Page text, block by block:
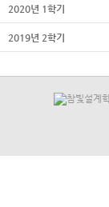
2020년 1학기
2019년 2학기